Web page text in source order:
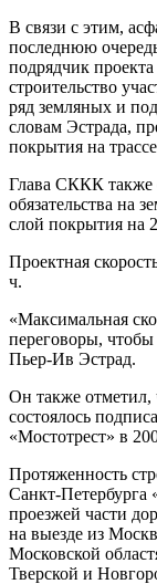
В связи с этим,
последнюю
подрядчик
строительство
ряд земляных и
словам Эстрада,
покрытия на
Глава СККК также
обязательства на
слой покрытия на
Проектная
ч.
«Максимальная
переговоры,
Пьер-Ив Эстрад.
Он также отметил,
состоялось
«Мостотрест» в
Протяженность
Санкт-
проезжей части
на выезде из
Московской
Тверской и